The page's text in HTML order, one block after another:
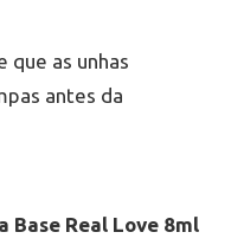
que as unhas
antes da
Base Real Love 8ml